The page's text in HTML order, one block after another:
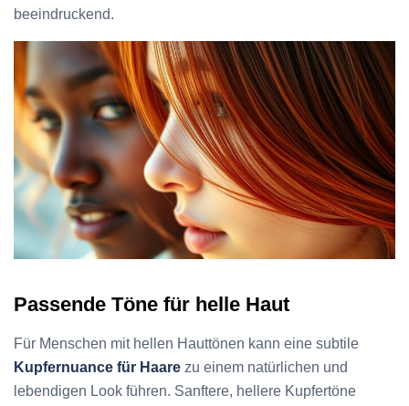
beeindruckend.
Passende Töne für helle Haut
Für Menschen mit hellen Hauttönen kann eine subtile
Kupfernuance für Haare zu einem natürlichen und
lebendigen Look führen. Sanftere, hellere Kupfertöne